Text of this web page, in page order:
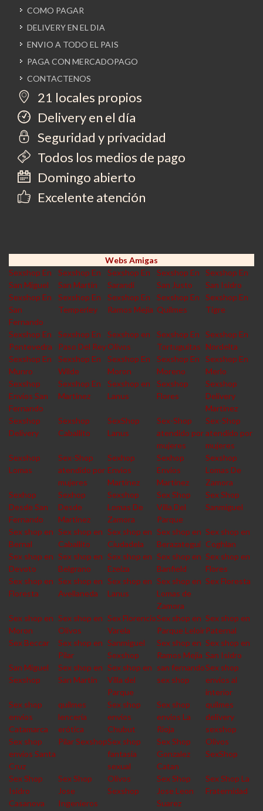
COMO PAGAR
DELIVERY EN EL DIA
ENVIO A TODO EL PAIS
PAGA CON MERCADOPAGO
CONTACTENOS
21 locales propios
Delivery en el día
Seguridad y privacidad
Todos los medios de pago
Domingo abierto
Excelente atención
Webs Amigas
Sexshop En
San Miguel
Sexshop En
San Martin
Sexshop En
Sarandi
Sexshop En
San Justo
Sexshop En
San Isidro
Sexshop En
San
Fernando
Sexshop En
Temperley
Sexshop En
Ramos Mejia
Sexshop En
Quilmes
Sexshop En
Tigre
Sexshop En
Pontevedra
Sexshop En
Paso Del Rey
Sexshop en
Olivos
Sexshop En
Tortuguitas
Sexshop En
Nordelta
Sexshop En
Munro
Sexshop En
Wilde
Sexshop En
Moron
Sexshop En
Moreno
Sexshop En
Merlo
Sexshop
Envios San
Fernando
Sexshop En
Martinez
Sexshop en
Lanus
Sexshop
Flores
Sexshop
Delivery
Martinez
Sexshop
Delivery
Sexshop
Caballito
SexShop
Lanus
Sex-Shop
atendido por
mujeres
Sex-Shop
atendido por
mujeres
Sexshop
Lomas
Sex-Shop
atendido por
mujeres
Sexhop
Envios
Martinez
Sexhop
Envios
Martinez
Sexshop
Lomas De
Zamora
Sexhop
Desde San
Fernando
Sexhop
Desde
Martinez
Sexshop
Lomas De
Zamora
Sex Shop
Villa Del
Parque
Sex Shop
Sanmiguel
Sex shop en
Bernal
Sex shop en
Caballito
Sex shop en
Ciudadela
Sex shop en
Berazategui
Sex shop en
Coghlan
Sex shop en
Devoto
Sex shop en
Belgrano
Sex shop en
Ezeiza
Sex shop en
Banfield
Sex shop en
Flores
Sex shop en
Floresta
Sex shop en
Avellaneda
Sex shop en
Lanus
Sex shop en
Lomas de
Zamora
Sex Floresta
Sex shop en
Moron
Sex shop en
Olivos
Sex Florencio
Varela
Sex shop en
Parque Leloir
Sex shop en
Paternal
Sex Beccar
Sex shop en
Pilar
Sanmiguel
Sexshop
Sex shop en
Ramos Mejia
Sex shop en
San Isidro
San Miguel
Sexshop
Sex shop en
San Martin
Sex shop en
Villa del
Parque
san fernando
sex shop
Sex shop
envios al
interior
Sex shop
envios
Catamarca
quilmes
lencería
erótica
Sex shop
envios
Chubut
Sex shop
envios La
Rioja
quilmes
delivery
sexshop
Sex shop
envios Santa
Cruz
Pilar SexshopSex shop
fantasia
sexual
Sex Shop
Gonzalez
Catan
Olivos
SexShop
Sex Shop
Isidro
Casanova
Sex Shop
Jose
Ingenieros
Olivos
Sexshop
Sex Shop
Jose Leon
Suarez
Sex Shop La
Fraternidad